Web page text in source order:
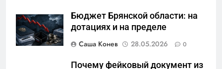
Бюджет Брянской области: на
дотациях и на пределе
Саша Конев
28.05.2026 0
Почему фейковый документ из
7
Перезагрузка в Удмуртии:
результат управленческих
провалов и уязвимости